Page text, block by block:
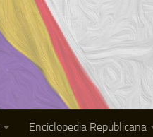
Enciclopedia Republicana